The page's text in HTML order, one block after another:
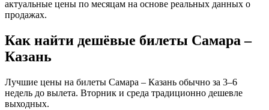
актуальные цены по месяцам на основе реальных данных о
продажах.
Как найти дешёвые билеты Самара –
Казань
Лучшие цены на билеты Самара – Казань обычно за 3–6
недель до вылета. Вторник и среда традиционно дешевле
выходных.